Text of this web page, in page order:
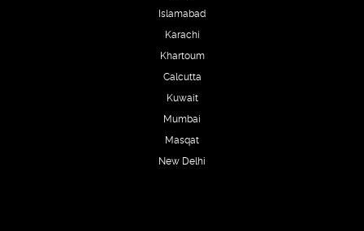
Islamabad
Karachi
Khartoum
Calcutta
Kuwait
Mumbai
Masqat
New Delhi